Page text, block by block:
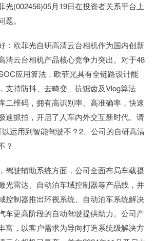
光(002456)05月19日在投资者关系平台上
。
：欧菲光自研高清云台相机作为国内创新
清云台相机产品核心竞争力突出。对于48
应用算法，欧菲光具有全链路设计能
支持防抖、去畸变、抗锯齿及Vl­og算法
二维码，拥有高识别率、高准确率，快速
速抓拍，开启了人车内外交互新时代。请
运用到智能驾驶不？2、公司的自研高清
？
驾驶辅助系统方面，公司全面布局车载摄
光雷达、自动泊车域控制器等产品线，并
控制器推出环视系统、自动泊车系统解决
车更高阶段的自动驾驶提供助力。公司产
富，以客户需求为导向打造系统级解决方